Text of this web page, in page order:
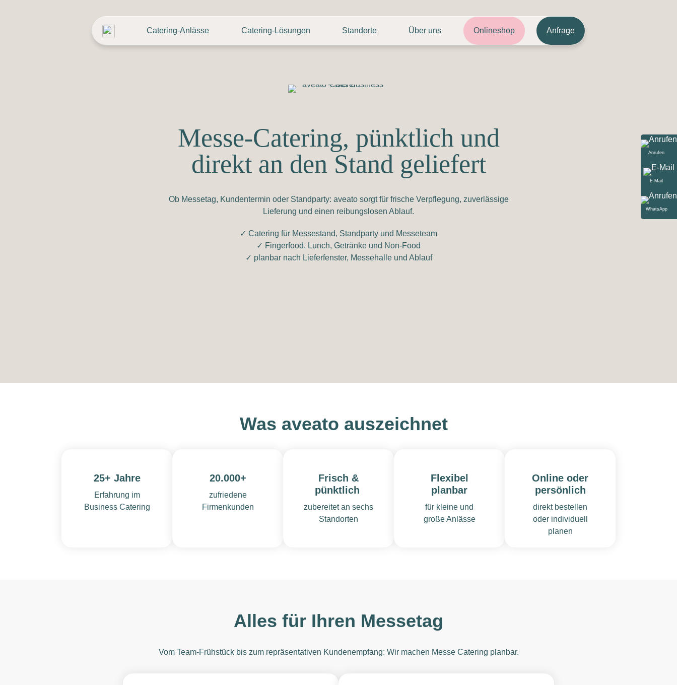
Navigation
überspringen
Catering-Anlässe Catering-Lösungen Standorte Über uns Onlineshop Anfrage
Anrufen
E-Mail
WhatsApp
Messe-Catering, pünktlich und
direkt an den Stand geliefert
Ob Messetag, Kundentermin oder Standparty: aveato sorgt für frische Verpflegung, zuverlässige
Lieferung und einen reibungslosen Ablauf.
✓ Catering für Messestand, Standparty und Messeteam
✓ Fingerfood, Lunch, Getränke und Non-Food
✓ planbar nach Lieferfenster, Messehalle und Ablauf
Was aveato auszeichnet
25+ Jahre
Erfahrung im
Business Catering
20.000+
zufriedene
Firmenkunden
Frisch &
pünktlich
zubereitet an sechs
Standorten
Flexibel
planbar
für kleine und
große Anlässe
Online oder
persönlich
direkt bestellen
oder individuell
planen
Alles für Ihren Messetag
Vom Team-Frühstück bis zum repräsentativen Kundenempfang: Wir machen Messe Catering planbar.